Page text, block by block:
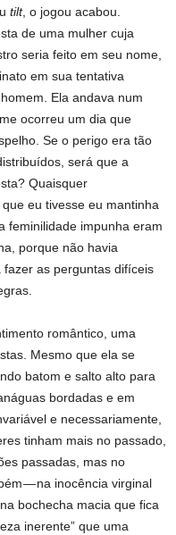
tilt, o jogou acabou.
de uma mulher cuja
seria feito em seu nome,
em sua tentativa
Ela andava num
ocorreu um dia que
Se o perigo era tão
será que a
Quaisquer
eu tivesse eu mantinha
feminilidade impunha eram
porque não havia
as perguntas difíceis
romântico, uma
Mesmo que ela se
batom e salto alto para
bordadas e em
e necessariamente,
tinham mais no passado,
passadas, mas no
— na inocência virginal
bochecha macia que fica
inerente” que uma